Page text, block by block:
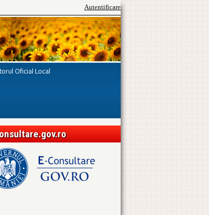
Autentificare
Oficial Local